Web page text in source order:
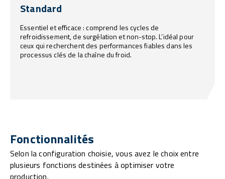
Standard
Essentiel et efficace : comprend les cycles de
refroidissement, de surgélation et non-stop. L’idéal pour
ceux qui recherchent des performances fiables dans les
processus clés de la chaîne du froid.
Fonctionnalités
Selon la configuration choisie, vous avez le choix entre
plusieurs fonctions destinées à optimiser votre
production.